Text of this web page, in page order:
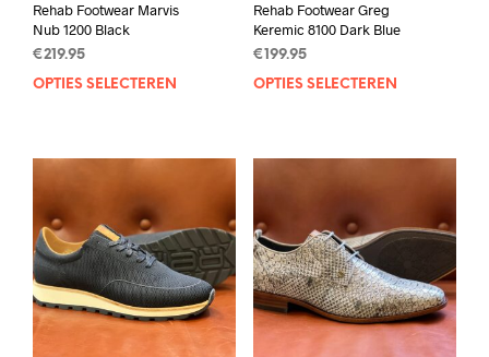
Rehab Footwear Marvis
Nub 1200 Black
€219.95
OPTIES SELECTEREN
Dit
meerdere
Deze
optie
kan
gekozen
worden
de
Rehab Footwear Greg
Keremic 8100 Dark Blue
€ 199.95
OPTIES SELECTEREN
kan
op
de